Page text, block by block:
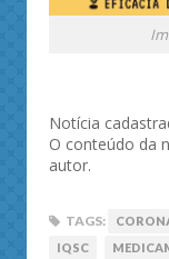
Notícia
O conteúdo da
autor.
TAGS:
IQSC